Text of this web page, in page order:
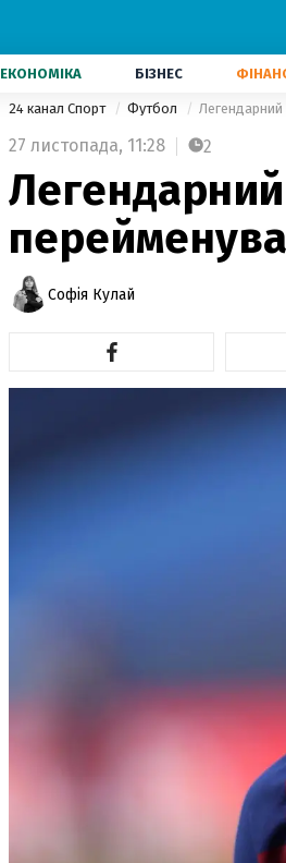
ЕКОНОМІКА БІЗНЕС
24 канал Спорт Футбол Легендарний
27 листопада, 11:28 2
Софія Кулай